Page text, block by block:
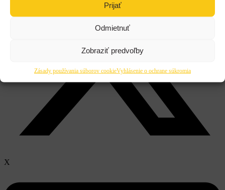
Prijať
Odmietnuť
Zobraziť predvoľby
Zásady používania súborov cookieVyhlásenie o ochrane súkromia
X